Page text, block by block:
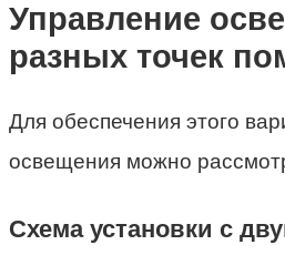
Управление
разных точек
Для обеспечения этого
освещения можно
Схема установки с